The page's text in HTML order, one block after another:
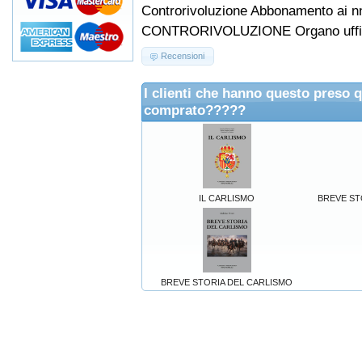
Controrivoluzione Abbonamento ai
CONTRORIVOLUZIONE Organo
Recensioni
I clienti che hanno questo preso
comprato?????
IL CARLISMO BREVE
BREVE STORIA DEL CARLISMO